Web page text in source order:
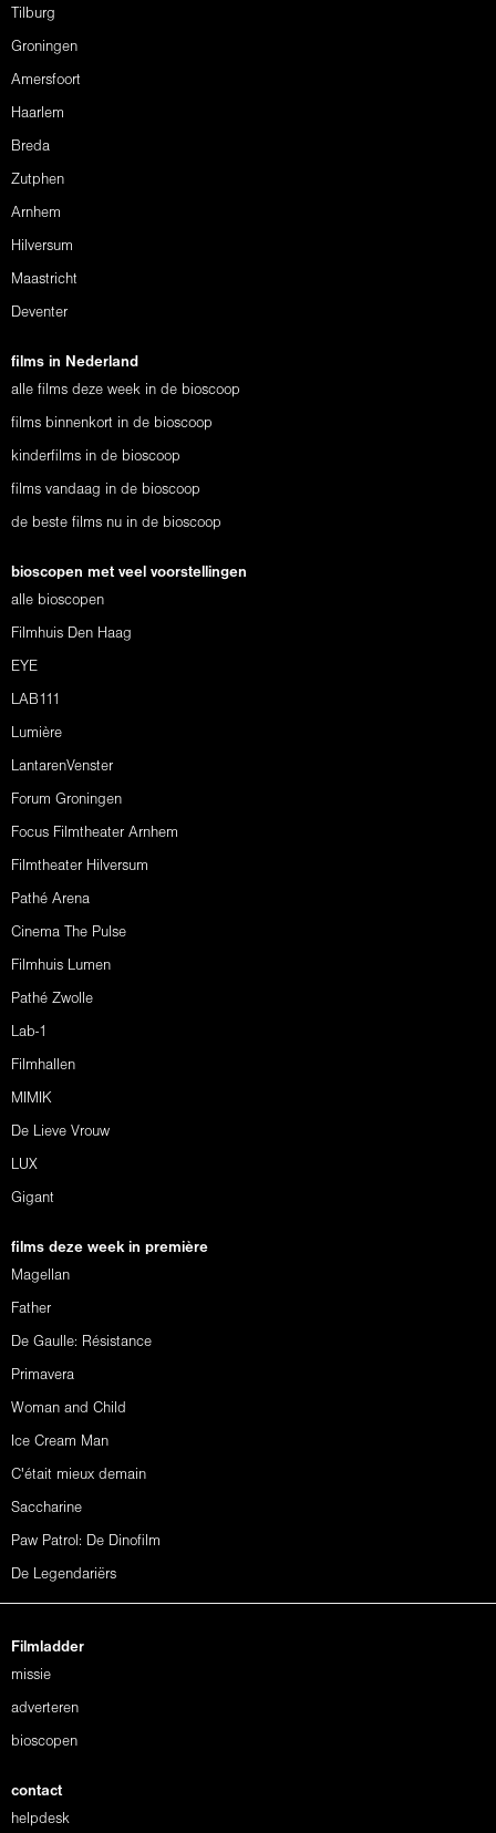
Tilburg
Groningen
Amersfoort
Haarlem
Breda
Zutphen
Arnhem
Hilversum
Maastricht
Deventer
films in Nederland
alle films deze week in de bioscoop
films binnenkort in de bioscoop
kinderfilms in de bioscoop
films vandaag in de bioscoop
de beste films nu in de bioscoop
bioscopen met veel voorstellingen
alle bioscopen
Filmhuis Den Haag
EYE
LAB111
Lumière
LantarenVenster
Forum Groningen
Focus Filmtheater Arnhem
Filmtheater Hilversum
Pathé Arena
Cinema The Pulse
Filmhuis Lumen
Pathé Zwolle
Lab-1
Filmhallen
MIMIK
De Lieve Vrouw
LUX
Gigant
films deze week in première
Magellan
Father
De Gaulle: Résistance
Primavera
Woman and Child
Ice Cream Man
C'était mieux demain
Saccharine
Paw Patrol: De Dinofilm
De Legendariërs
Filmladder
missie
adverteren
bioscopen
contact
helpdesk